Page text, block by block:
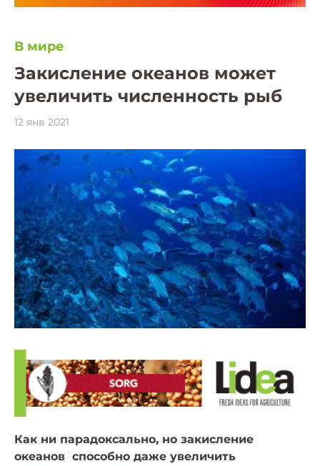
В мире
Закисление океанов может
увеличить численность рыб
12 янв 2021
Как ни парадоксально, но закисление
океанов способно даже увеличить